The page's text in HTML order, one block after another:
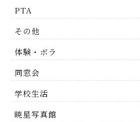
PTA
その他
体験・ボラ
同窓会
学校生活
暁星写真館